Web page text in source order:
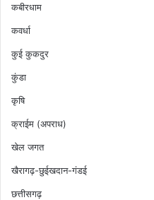
कबीरधाम
कवर्धा
कुई कुकदुर
कुंडा
कृषि
क्राईम (अपराध)
खेल जगत
खैरागढ़-छुईखदान-गंडई
छत्तीसगढ़